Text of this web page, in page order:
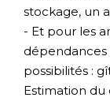
stockage, un
- Et pour les
possibilités :
Estimation